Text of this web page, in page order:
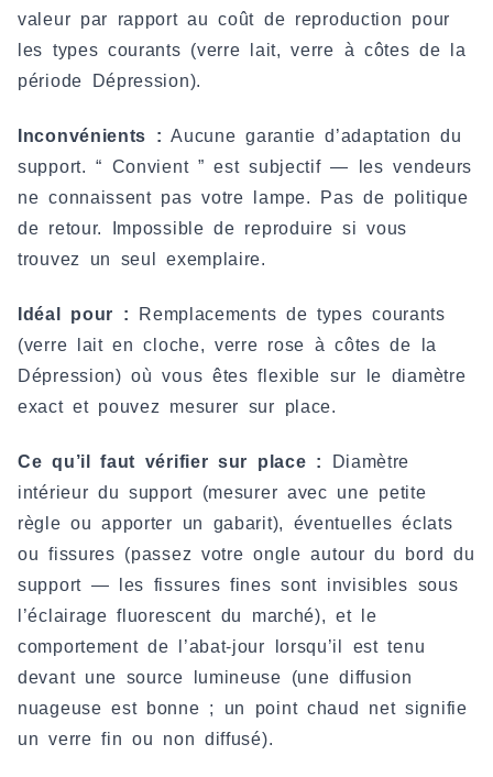
valeur par rapport au coût de reproduction pour
les types courants (verre lait, verre à côtes de la
période Dépression).
Inconvénients : Aucune garantie d’adaptation du
support. “ Convient ” est subjectif — les vendeurs
ne connaissent pas votre lampe. Pas de politique
de retour. Impossible de reproduire si vous
trouvez un seul exemplaire.
Idéal pour : Remplacements de types courants
(verre lait en cloche, verre rose à côtes de la
Dépression) où vous êtes flexible sur le diamètre
exact et pouvez mesurer sur place.
Ce qu’il faut vérifier sur place :
Diamètre
intérieur du support (mesurer avec une petite
règle ou apporter un gabarit), éventuelles éclats
ou fissures (passez votre ongle autour du bord du
support — les fissures fines sont invisibles sous
l’éclairage fluorescent du marché), et le
comportement de l’abat-jour lorsqu’il est tenu
devant une source lumineuse (une diffusion
nuageuse est bonne ; un point chaud net signifie
un verre fin ou non diffusé).